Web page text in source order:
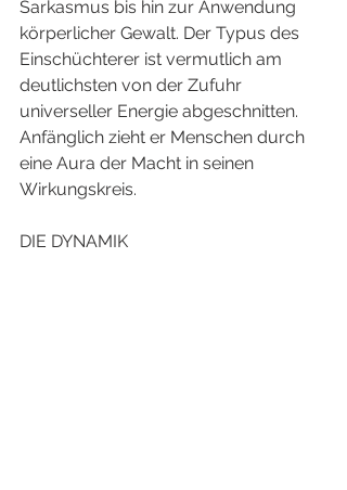
Sarkasmus bis hin zur Anwendung
körperlicher Gewalt. Der Typus des
Einschüchterer ist vermutlich am
deutlichsten von der Zufuhr
universeller Energie abgeschnitten.
Anfänglich zieht er Menschen durch
eine Aura der Macht in seinen
Wirkungskreis.
DIE DYNAMIK